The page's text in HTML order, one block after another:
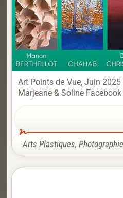
Art Points de Vue, Juin
Marjeane & Soline
Arts Plastiques, Photographie